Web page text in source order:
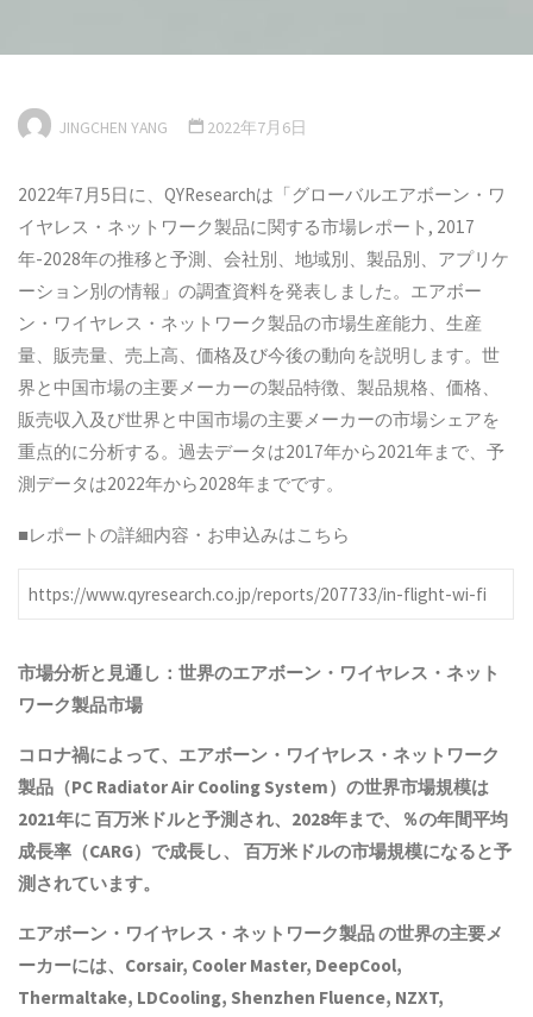
JINGCHEN YANG 2022年7月6日
2022年7月5日に、QYResearchは「グローバルエアボーン・ワ
イヤレス・ネットワーク製品に関する市場レポート, 2017
年-2028年の推移と予測、会社別、地域別、製品別、アプリケ
ーション別の情報」の調査資料を発表しました。エアボー
ン・ワイヤレス・ネットワーク製品の市場生産能力、生産
量、販売量、売上高、価格及び今後の動向を説明します。世
界と中国市場の主要メーカーの製品特徴、製品規格、価格、
販売収入及び世界と中国市場の主要メーカーの市場シェアを
重点的に分析する。過去データは2017年から2021年まで、予
測データは2022年から2028年までです。
■レポートの詳細内容・お申込みはこちら
https://www.qyresearch.co.jp/reports/207733/in-flight-wi-fi
市場分析と見通し：世界のエアボーン・ワイヤレス・ネット
ワーク製品市場
コロナ禍によって、 エアボーン・ワイヤレス・ネットワーク
製品 （PC Radiator Air Cooling System）の世界市場規模は
2021年に 百万米ドルと予測され、2028年まで、％の年間平均
成長率（CARG）で成長し、 百万米ドルの市場規模になると予
測されています。
エアボーン・ワイヤレス・ネットワーク製品の世界の主要メ
ーカーには、Corsair, Cooler Master, DeepCool,
Thermaltake, LDCooling, Shenzhen Fluence, NZXT,